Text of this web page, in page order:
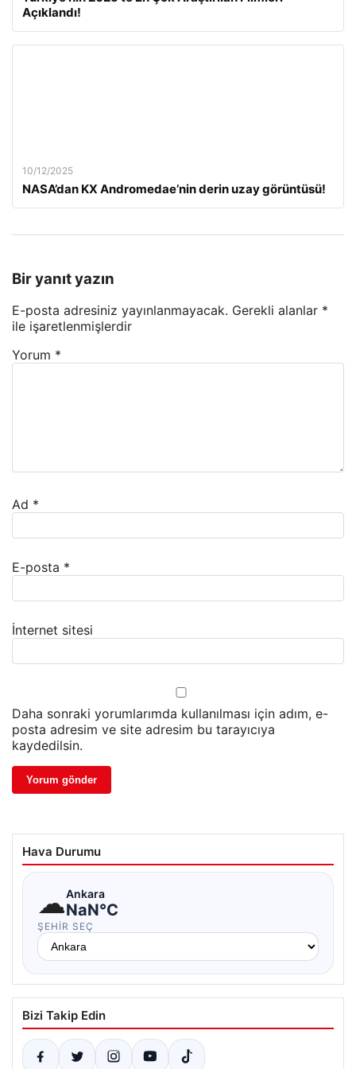
Açıklandı!
10/12/2025
NASA’dan KX Andromedae’nin derin uzay görüntüsü!
Bir yanıt yazın
E-posta adresiniz yayınlanmayacak. Gerekli alanlar *
ile işaretlenmişlerdir
Yorum *
Ad *
E-posta *
İnternet sitesi
Daha sonraki yorumlarımda kullanılması için adım, e-
posta adresim ve site adresim bu tarayıcıya
kaydedilsin.
Hava Durumu
☁Ankara
NaN°C
ŞEHIR SEÇ
Bizi Takip Edin